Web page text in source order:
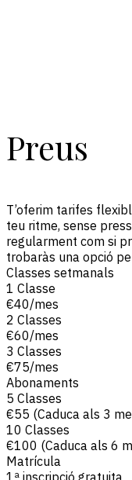
Preus
T’oferim tarifes
teu ritme, sense
regularment com si
trobaràs una opció
Classes setmanals
1 Classe
€40/mes
2 Classes
€60/mes
3 Classes
€75/mes
Abonaments
5 Classes
€55 (Caduca als 3
10 Classes
€100 (Caduca als 6
Matrícula
1ª inscripció gratuita